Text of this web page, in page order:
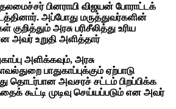
பினராயி விஜயன் போராட்டக்
அப்போது மருத்துவர்களின்
அரசு பரிசீலித்து உரிய
அவர் உறுதி அளித்தார்
அளிக்கவும், அரசு
பாதுகாப்புக்கும் ஏற்பாடு
தொடர்பான அவசரச் சட்டம் பிறப்பிக்க
கூட்டி முடிவு செய்யப்படும் என அவர்